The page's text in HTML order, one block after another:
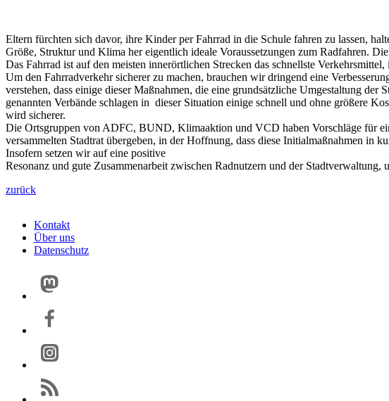
Eltern fürchten sich davor, ihre Kinder per Fahrrad in die Schule fahren zu lassen,
Größe, Struktur und Klima her eigentlich ideale Voraussetzungen zum Radfahren.
Das Fahrrad ist auf den meisten innerörtlichen Strecken das schnellste
Um den Fahrradverkehr sicherer zu machen, brauchen wir dringend eine
verstehen, dass einige dieser Maßnahmen, die eine grundsätzliche Umgestaltung
genannten Verbände schlagen in dieser Situation einige schnell und ohne größere
wird sicherer.
Die Ortsgruppen von ADFC, BUND, Klimaaktion und VCD haben Vorschläge für
versammelten Stadtrat übergeben, in der Hoffnung, dass diese Initialmaßnahmen in
Insofern setzen wir auf eine positive
Resonanz und gute Zusammenarbeit zwischen Radnutzern und der
zurück
Kontakt
Über uns
Datenschutz